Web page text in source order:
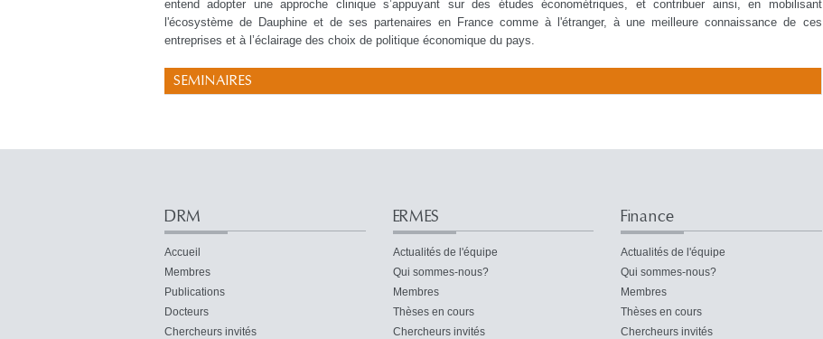
entend adopter une approche clinique s’appuyant sur des études économétriques, et contribuer ainsi, en mobilisant
l'écosystème de Dauphine et de ses partenaires en France comme à l'étranger, à une meilleure connaissance de ces
entreprises et à l’éclairage des choix de politique économique du pays.
SEMINAIRES
DRM
Accueil
Membres
Publications
Docteurs
Chercheurs invités
ERMES
Actualités de l'équipe
Qui sommes-nous?
Membres
Thèses en cours
Chercheurs invités
Finance
Actualités de l'équipe
Qui sommes-nous?
Membres
Thèses en cours
Chercheurs invités